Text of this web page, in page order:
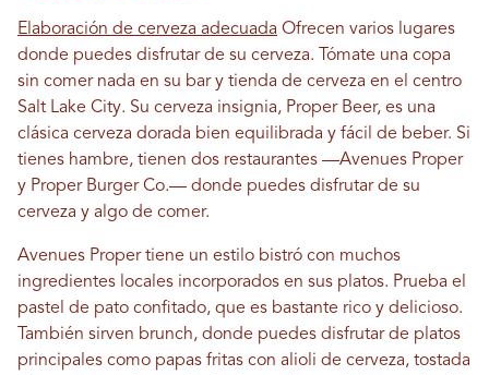
Elaboración de cerveza adecuada Ofrecen varios lugares
donde puedes disfrutar de su cerveza. Tómate una copa
sin comer nada en su bar y tienda de cerveza en el centro
Salt Lake City. Su cerveza insignia, Proper Beer, es una
clásica cerveza dorada bien equilibrada y fácil de beber. Si
tienes hambre, tienen dos restaurantes —Avenues Proper
y Proper Burger Co.— donde puedes disfrutar de su
cerveza y algo de comer.
Avenues Proper tiene un estilo bistró con muchos
ingredientes locales incorporados en sus platos. Prueba el
pastel de pato confitado, que es bastante rico y delicioso.
También sirven brunch, donde puedes disfrutar de platos
principales como papas fritas con alioli de cerveza, tostada